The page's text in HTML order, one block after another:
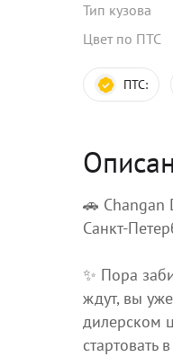
Тип кузова
Цвет по ПТС
ПТС:
🚗 Changan
✨ Пора
ждут, вы
дилерском
стартовать